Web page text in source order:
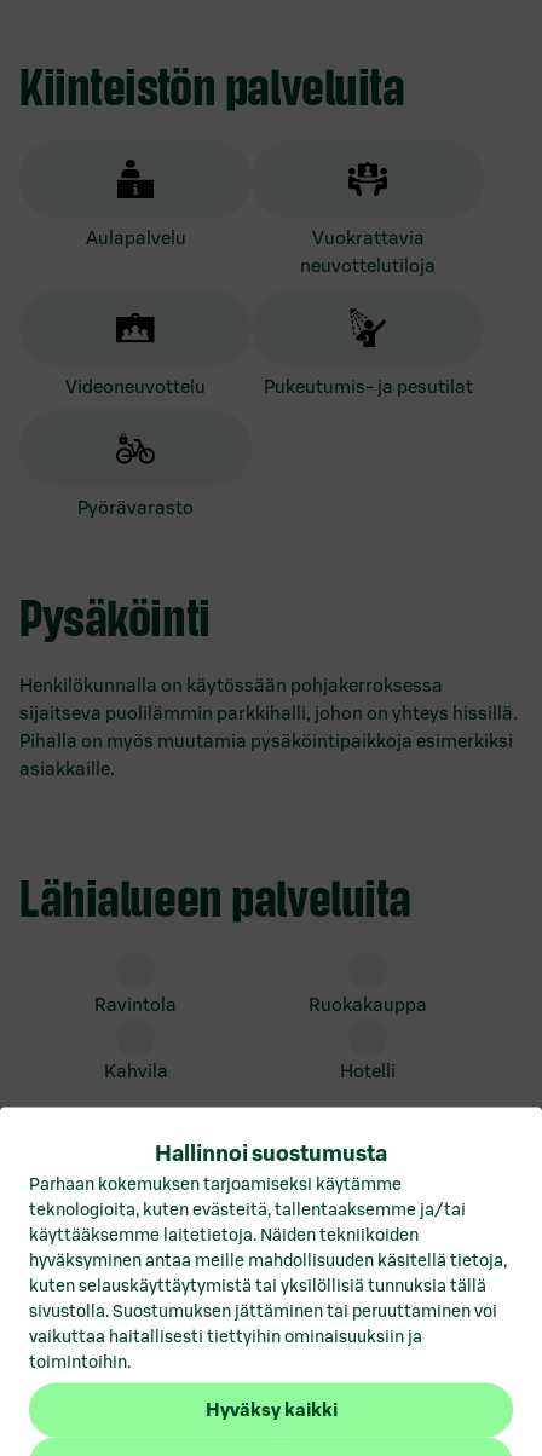
Hallinnoi suostumusta
Parhaan kokemuksen tarjoamiseksi käytämme
teknologioita, kuten evästeitä, tallentaaksemme ja/tai
käyttääksemme laitetietoja. Näiden tekniikoiden
hyväksyminen antaa meille mahdollisuuden käsitellä tietoja,
kuten selauskäyttäytymistä tai yksilöllisiä tunnuksia tällä
sivustolla. Suostumuksen jättäminen tai peruuttaminen voi
vaikuttaa haitallisesti tiettyihin ominaisuuksiin ja
toimintoihin.
Hyväksy kaikki
Kiinteistön palveluita
aulapalvelu
vuokrattavia
neuvottelutiloja
videoneuvottelu pukeutumis- ja pesutilat
pyörävarasto
Pysäköinti
Henkilökunnalla on käytössään pohjakerroksessa
sijaitseva puolilämmin parkkihalli, johon on yhteys hissillä.
Pihalla on myös muutamia pysäköintipaikkoja esimerkiksi
asiakkaille.
Lähialueen palveluita
ravintola ruokakauppa
kahvila hotelli
Helsingin
sisääntuloväylällä